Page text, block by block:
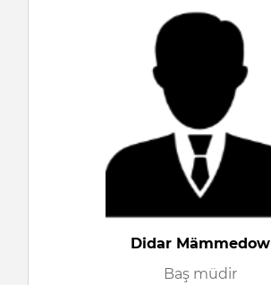
Didar Mämmedow
Baş müdir